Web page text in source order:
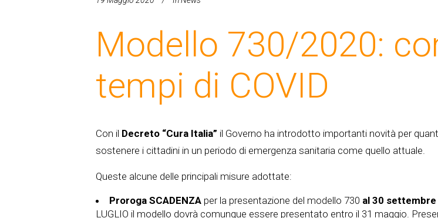
Modello 730/2020:
tempi di COVID
Con il Decreto “Cura Italia” il Governo ha introdotto importanti novità per
sostenere i cittadini in un periodo di emergenza sanitaria come quello attuale.
Queste alcune delle principali misure adottate:
Proroga SCADENZA per la presentazione del modello 730 al 30 settembre
LUGLIO il modello dovrà comunque essere presentato entro il 31 maggio.